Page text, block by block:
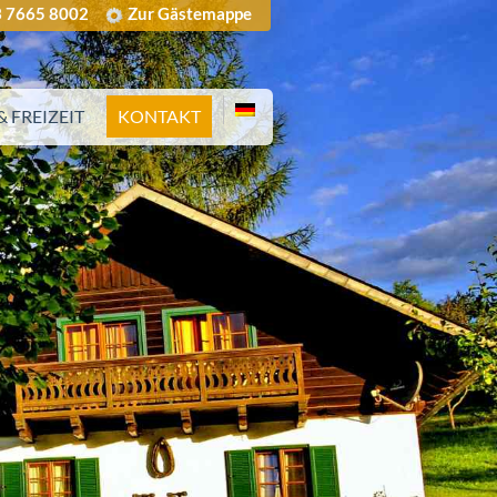
7665 8002 Zur Gästemappe
FREIZEIT KONTAKT